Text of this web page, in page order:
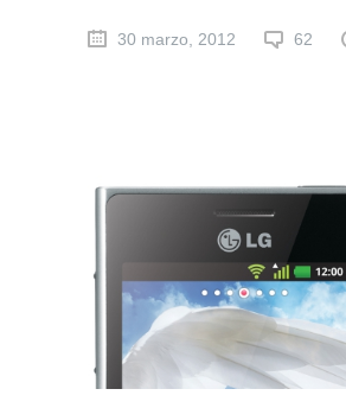
30 marzo, 2012 62